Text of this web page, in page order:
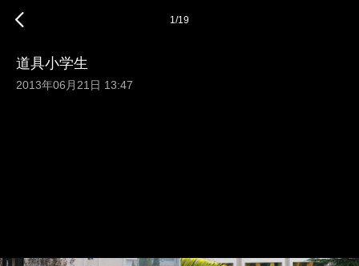
1/19
道具小学生
2013年06月21日 13:47